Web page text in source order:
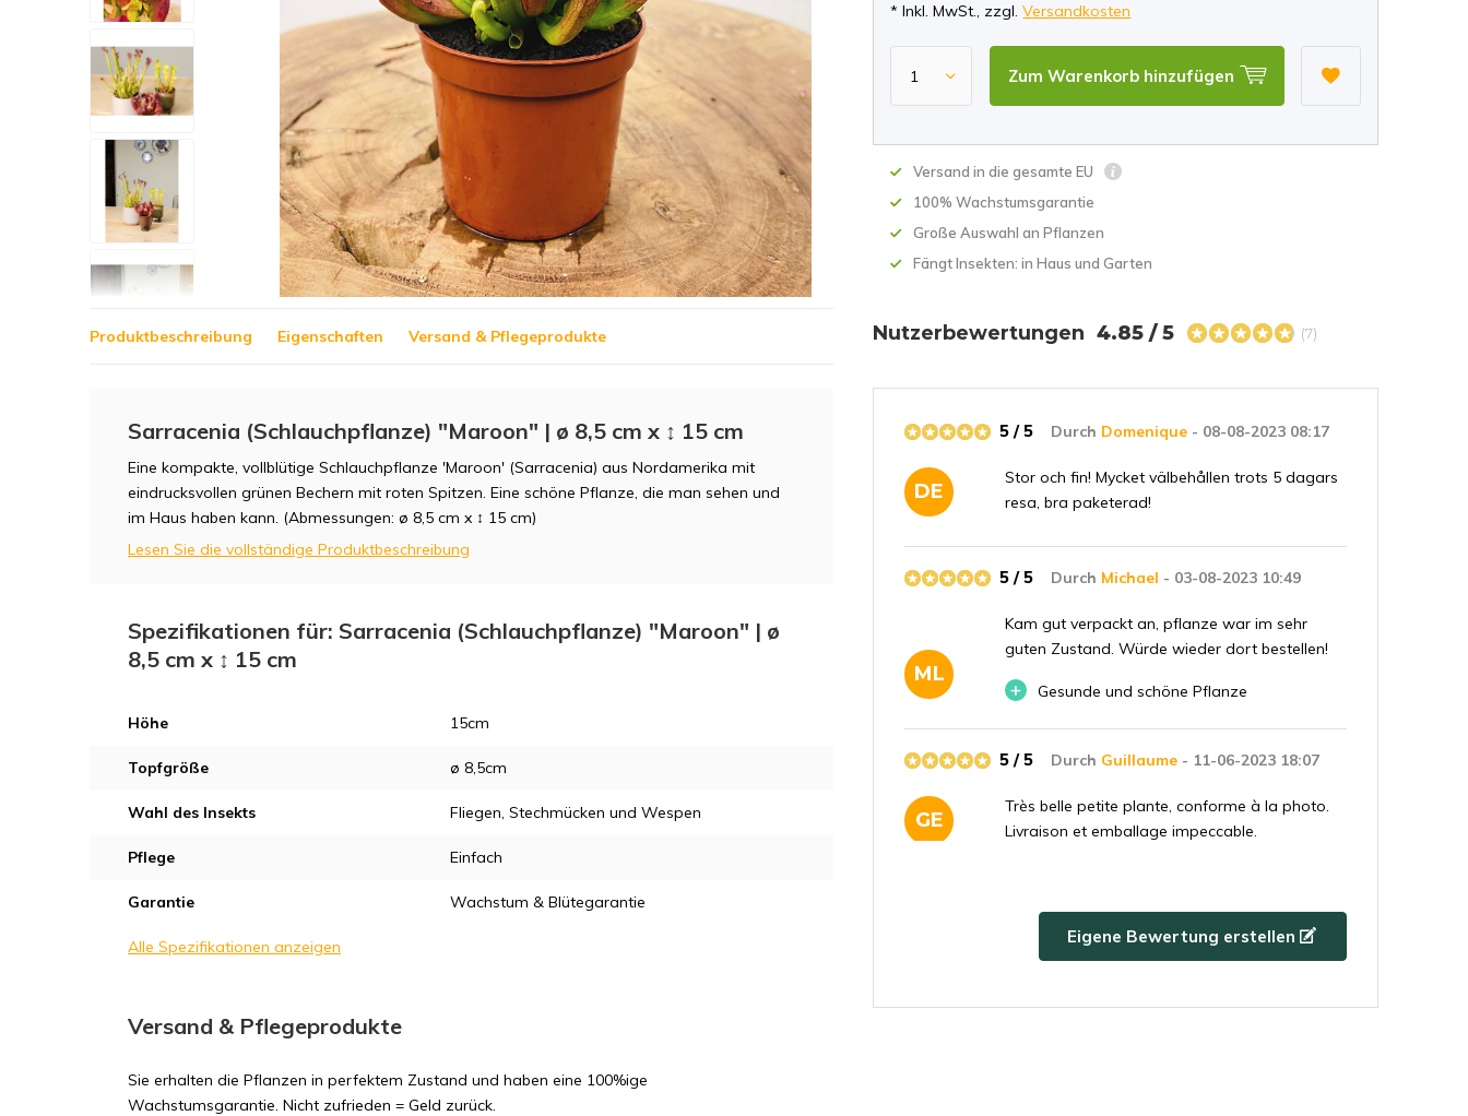
* Inkl. MwSt., zzgl.Versandkosten
Zum Warenkorb hinzufügen
Versand in die gesamte EU
100% Wachstumsgarantie
Große Auswahl an Pflanzen
Fängt Insekten: in Haus und Garten
Produktbeschreibung Eigenschaften Versand & Pflegeprodukte
Sarracenia (Schlauchpflanze) "Maroon" | ø 8,5 cm x ↕ 15 cm
Eine kompakte, vollblütige Schlauchpflanze 'Maroon' (Sarracenia) aus Nordamerika mit
eindrucksvollen grünen Bechern mit roten Spitzen. Eine schöne Pflanze, die man sehen und
im Haus haben kann. (Abmessungen: ø 8,5 cm x ↕ 15 cm)
Lesen Sie die vollständige Produktbeschreibung
Spezifikationen für: Sarracenia (Schlauchpflanze) "Maroon" | ø
8,5 cm x ↕ 15 cm
Höhe 15cm
Topfgröße ø 8,5cm
Wahl des Insekts Fliegen, Stechmücken und Wespen
Pflege Einfach
Garantie Wachstum & Blütegarantie
Alle Spezifikationen anzeigen
Versand & Pflegeprodukte
Sie erhalten die Pflanzen in perfektem Zustand und haben eine 100%ige
Wachstumsgarantie. Nicht zufrieden = Geld zurück.
Nutzerbewertungen 4.85 / 5 (7)
DE
Durch Domenique - 08-08-2023 08:17
5 / 5
Stor och fin! Mycket välbehållen trots 5 dagars
resa, bra paketerad!
ML
Durch Michael - 03-08-2023 10:49
5 / 5
Kam gut verpackt an, pflanze war im sehr
guten Zustand. Würde wieder dort bestellen!
+ Gesunde und schöne Pflanze
GE
Durch Guillaume - 11-06-2023 18:07
5 / 5
Très belle petite plante, conforme à la photo.
Livraison et emballage impeccable.
Beautiful plant, was well packaged.
Eigene Bewertung erstellen